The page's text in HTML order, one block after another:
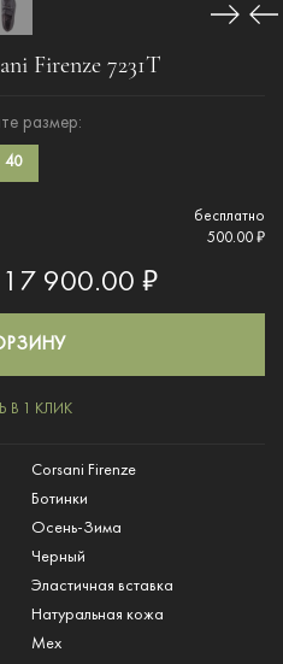
Firenze 7231Т
размер:
40
бесплатно
500.00 ₽
17 900.00 ₽
В 1 КЛИК
Corsani Firenze
Ботинки
Осень-Зима
Черный
Эластичная вставка
Натуральная кожа
Мех